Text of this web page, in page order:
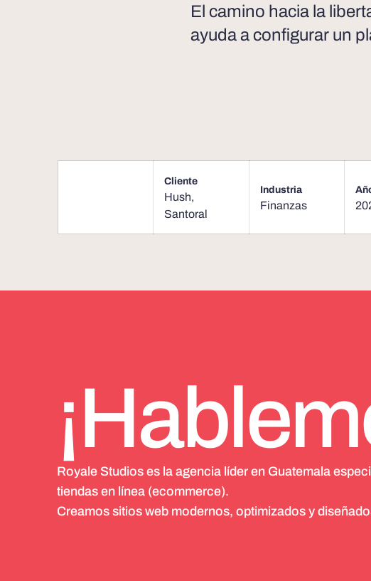
El camino hacia la
ayuda a configurar un
Cliente
Hush,
Santoral
Industria
Finanzas
Royale Studios es la agencia líder en Guatemala
tiendas en línea (ecommerce).
Creamos sitios web modernos, optimizados y